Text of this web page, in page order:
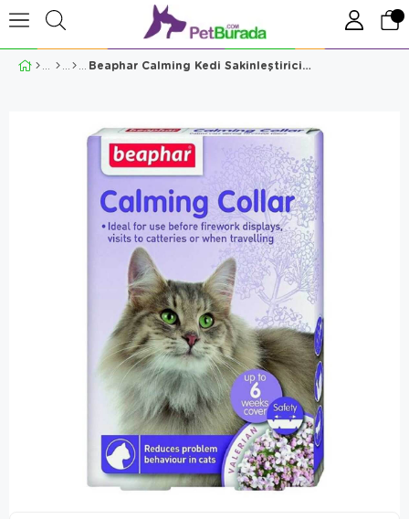
Beaphar Calming Kedi Sakinleştirici Tasma